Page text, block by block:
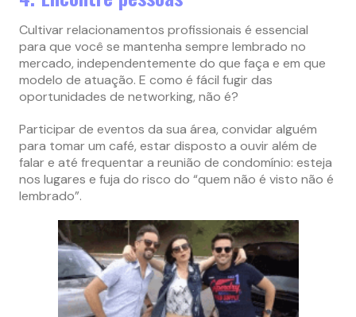
Cultivar relacionamentos profissionais é essencial
para que você se mantenha sempre lembrado no
mercado, independentemente do que faça e em que
modelo de atuação. E como é fácil fugir das
oportunidades de networking, não é?
Participar de eventos da sua área, convidar alguém
para tomar um café, estar disposto a ouvir além de
falar e até frequentar a reunião de condomínio: esteja
nos lugares e fuja do risco do “quem não é visto não é
lembrado”.